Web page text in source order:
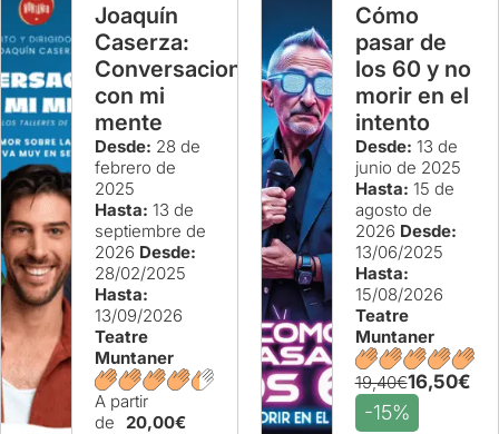
Joaquín
Caserza:
Conversaciones
con mi
mente
Desde: 28 de
febrero de
2025
Hasta: 13 de
septiembre de
2026 Desde:
28/02/2025
Hasta:
13/09/2026
Teatre
Muntaner
A partir
de
20,00€
Cómo
pasar de
los 60 y no
morir en el
intento
Desde: 13 de
junio de 2025
Hasta: 15 de
agosto de
2026 Desde:
13/06/2025
Hasta:
15/08/2026
Teatre
Muntaner
19,40€16,50€
-15%